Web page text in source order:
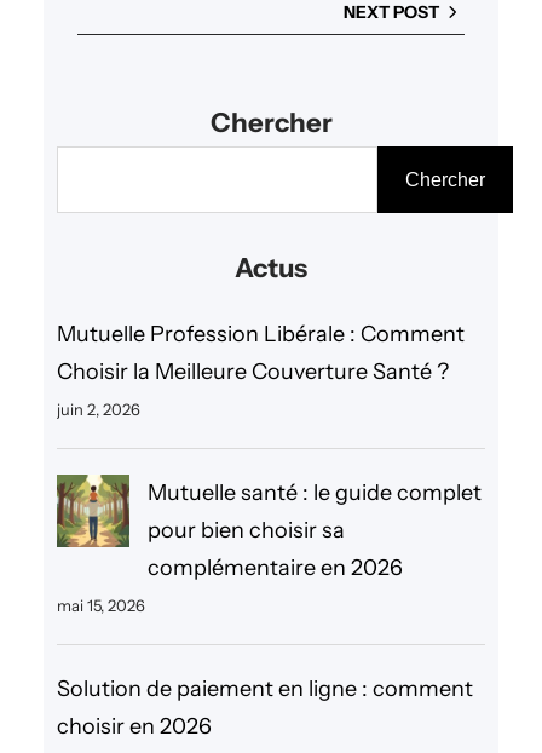
NEXT POST
Chercher
c
h
r
Chercher
Actus
Mutuelle Profession Libérale : Comment
Choisir la Meilleure Couverture Santé ?
juin 2, 2026
Mutuelle santé : le guide complet
pour bien choisir sa
complémentaire en 2026
mai 15, 2026
Solution de paiement en ligne : comment
choisir en 2026